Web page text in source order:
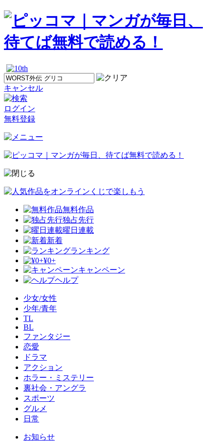
キャンセル
ログイン
無料登録
無料作品
独占先行
曜日連載
新着
ランキング
¥0+
キャンペーン
ヘルプ
少女/女性
少年/青年
TL
BL
ファンタジー
恋愛
ドラマ
アクション
ホラー・ミステリー
裏社会・アングラ
スポーツ
グルメ
日常
お知らせ